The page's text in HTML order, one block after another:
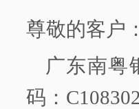
尊敬的客户：
广东南粤
码：